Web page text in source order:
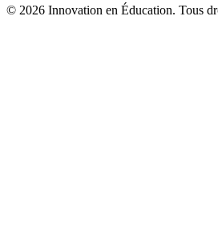
© 2026 Innovation en Éducation. Tous